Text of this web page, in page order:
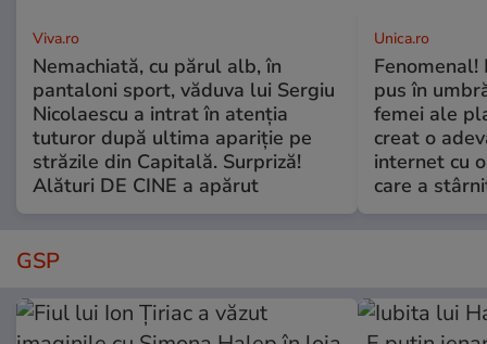
Viva.ro
Nemachiată, cu părul alb, în
pantaloni sport, văduva lui Sergiu
Nicolaescu a intrat în atenția
tuturor după ultima apariție pe
străzile din Capitală. Surpriză!
Alături DE CINE a apărut
Unica.ro
pus în
femei ale
creat o
internet cu
care a
GSP